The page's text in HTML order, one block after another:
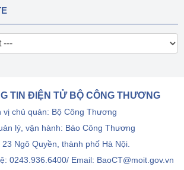
TIN ĐIỆN TỬ BỘ CÔNG THƯƠNG
vị chủ quản: Bộ Công Thương
lý, vận hành: Báo Công Thương
Ngô Quyền, thành phố Hà Nội.
0243.936.6400/ Email: BaoCT@moit.gov.vn